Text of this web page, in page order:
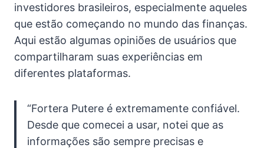
investidores brasileiros, especialmente aqueles
que estão começando no mundo das finanças.
Aqui estão algumas opiniões de usuários que
compartilharam suas experiências em
diferentes plataformas.
“Fortera Putere é extremamente confiável.
Desde que comecei a usar, notei que as
informações são sempre precisas e